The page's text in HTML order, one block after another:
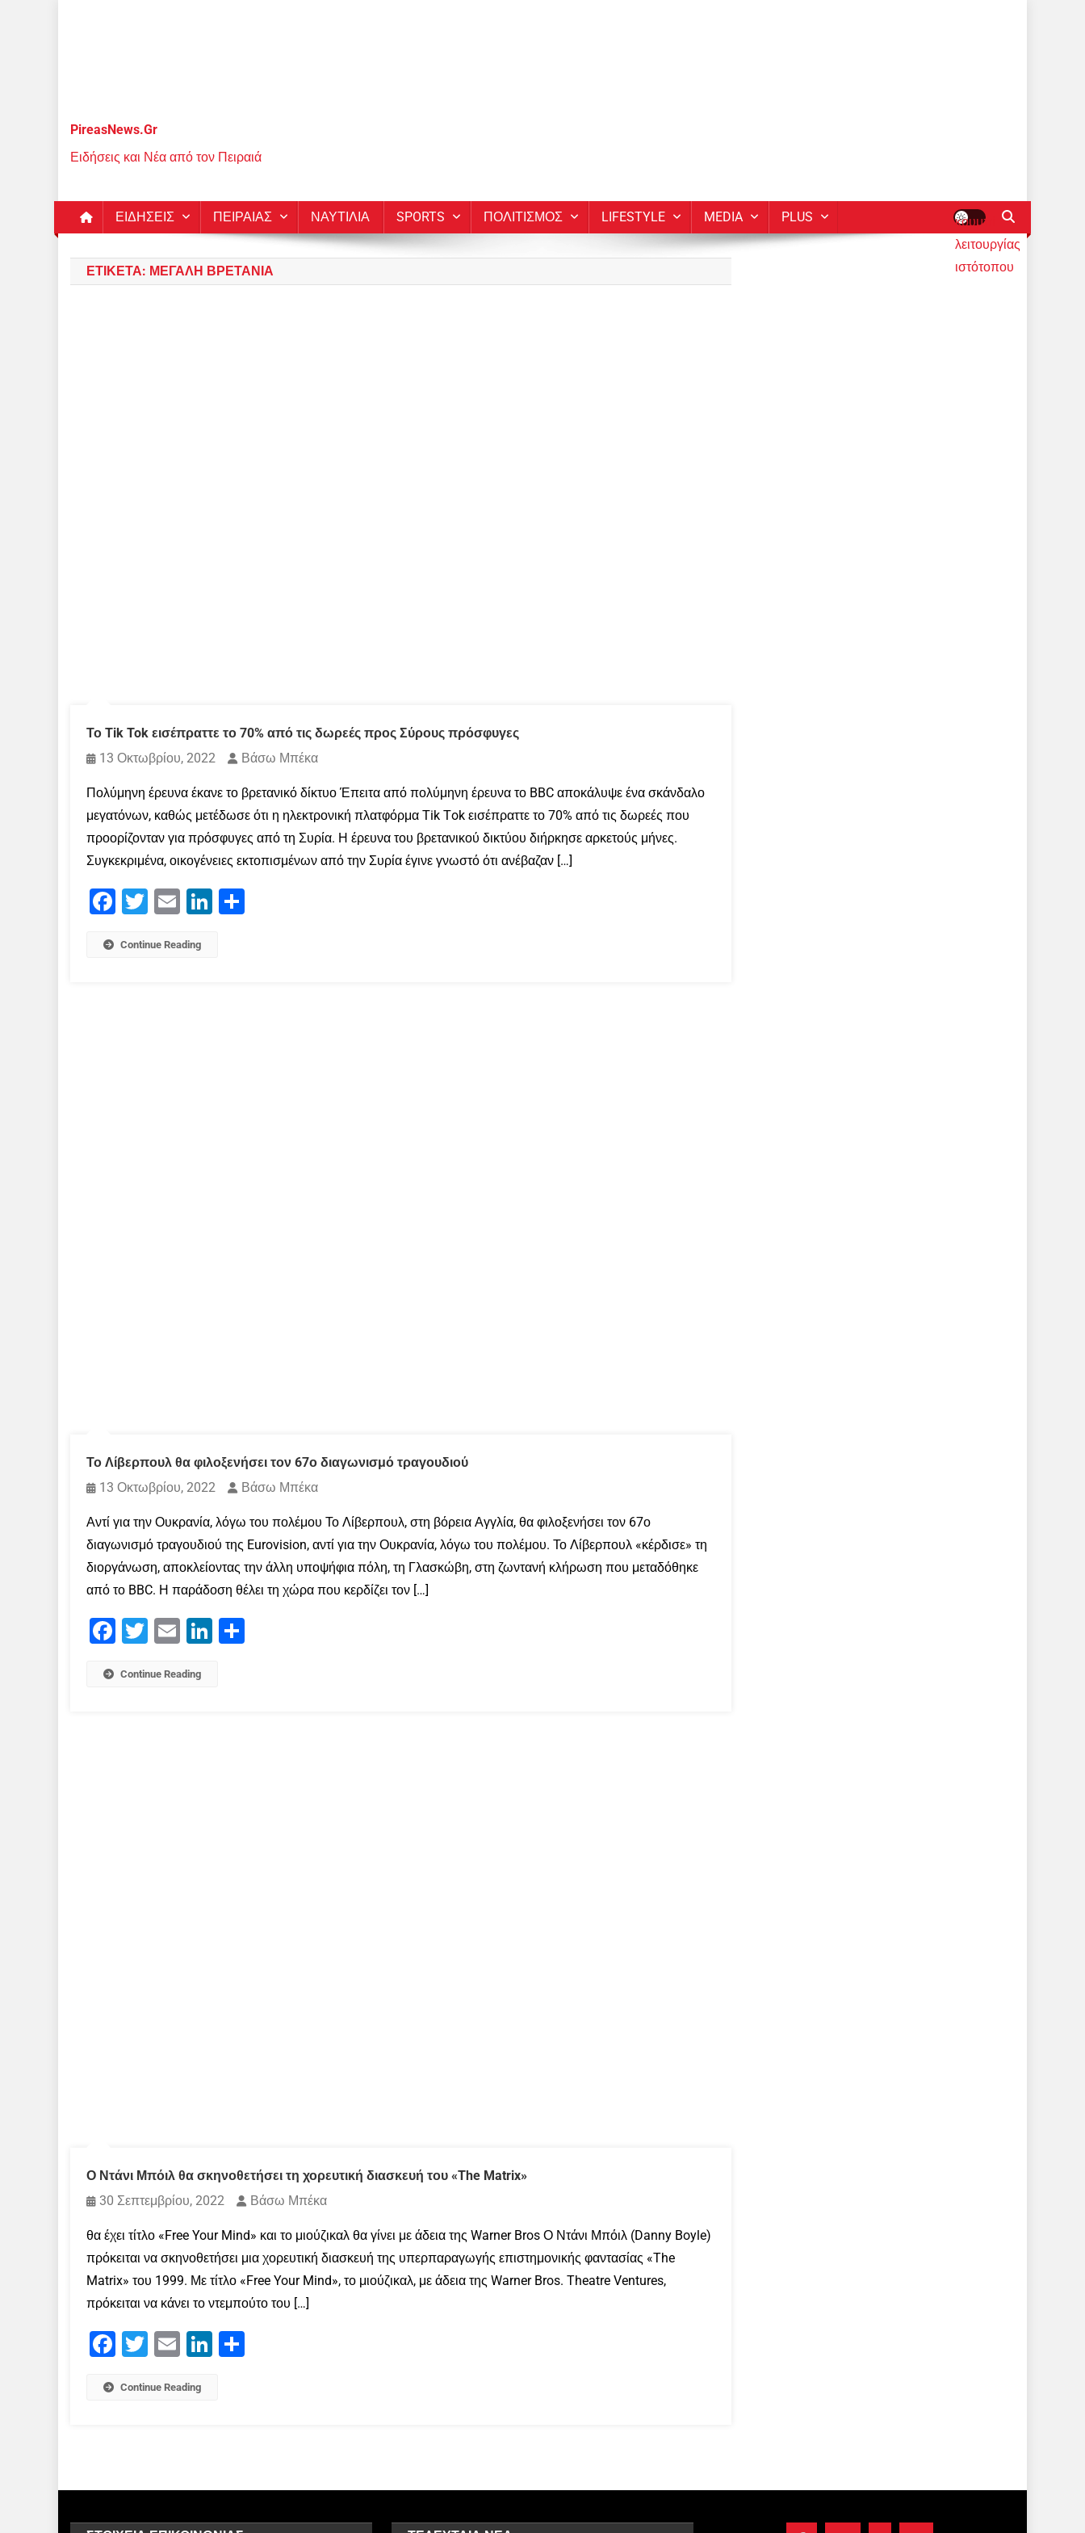
PireasNews.Gr
Ειδήσεις και Νέα από τον Πειραιά
ΕΙΔΗΣΕΙΣ ΠΕΙΡΑΙΑΣ ΝΑΥΤΙΛΙΑ SPORTS ΠΟΛΙΤΙΣΜΟΣ LIFESTYLE MEDIA PLUS
κουμπί
λειτουργίας
ιστότοπου
ΕΤΙΚΈΤΑ: ΜΕΓΆΛΗ ΒΡΕΤΑΝΊΑ
Το Tik Tok εισέπραττε το 70% από τις δωρεές προς Σύρους πρόσφυγες
13 Οκτωβρίου, 2022
Βάσω Μπέκα
Πολύμηνη έρευνα έκανε το βρετανικό δίκτυο Έπειτα από πολύμηνη έρευνα το BBC αποκάλυψε ένα σκάνδαλο
μεγατόνων, καθώς μετέδωσε ότι η ηλεκτρονική πλατφόρμα Τik Τok εισέπραττε το 70% από τις δωρεές που
προορίζονταν για πρόσφυγες από τη Συρία. Η έρευνα του βρετανικού δικτύου διήρκησε αρκετούς μήνες.
Συγκεκριμένα, οικογένειες εκτοπισμένων από την Συρία έγινε γνωστό ότι ανέβαζαν […]
Facebook
Twitter Email LinkedIn
Continue Reading
Το Λίβερπουλ θα φιλοξενήσει τον 67ο διαγωνισμό τραγουδιού
13 Οκτωβρίου, 2022
Βάσω Μπέκα
Αντί για την Ουκρανία, λόγω του πολέμου Το Λίβερπουλ, στη βόρεια Αγγλία, θα φιλοξενήσει τον 67ο
διαγωνισμό τραγουδιού της Eurovision, αντί για την Ουκρανία, λόγω του πολέμου. Το Λίβερπουλ «κέρδισε» τη
διοργάνωση, αποκλείοντας την άλλη υποψήφια πόλη, τη Γλασκώβη, στη ζωντανή κλήρωση που μεταδόθηκε
από το BBC. Η παράδοση θέλει τη χώρα που κερδίζει τον […]
Facebook
Twitter Email LinkedIn
Continue Reading
Ο Ντάνι Μπόιλ θα σκηνοθετήσει τη χορευτική διασκευή του «The Matrix»
30 Σεπτεμβρίου, 2022
Βάσω Μπέκα
θα έχει τίτλο «Free Your Mind» και το μιούζικαλ θα γίνει με άδεια της Warner Bros Ο Ντάνι Μπόιλ (Danny Boyle)
πρόκειται να σκηνοθετήσει μια χορευτική διασκευή της υπερπαραγωγής επιστημονικής φαντασίας «The
Matrix» του 1999. Με τίτλο «Free Your Mind», το μιούζικαλ, με άδεια της Warner Bros. Theatre Ventures,
πρόκειται να κάνει το ντεμπούτο του […]
Facebook
Twitter Email LinkedIn
Continue Reading